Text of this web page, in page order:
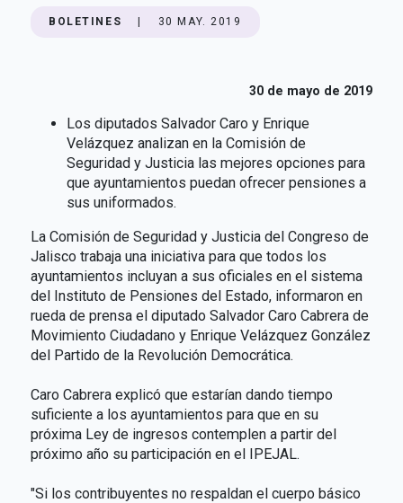
BOLETINES 30 MAY. 2019
30 de mayo de 2019
Los diputados Salvador Caro y Enrique
Velázquez analizan en la Comisión de
Seguridad y Justicia las mejores opciones para
que ayuntamientos puedan ofrecer pensiones a
sus uniformados.
La Comisión de Seguridad y Justicia del Congreso de
Jalisco trabaja una iniciativa para que todos los
ayuntamientos incluyan a sus oficiales en el sistema
del Instituto de Pensiones del Estado, informaron en
rueda de prensa el diputado Salvador Caro Cabrera de
Movimiento Ciudadano y Enrique Velázquez González
del Partido de la Revolución Democrática.
Caro Cabrera explicó que estarían dando tiempo
suficiente a los ayuntamientos para que en su
próxima Ley de ingresos contemplen a partir del
próximo año su participación en el IPEJAL.
"Si los contribuyentes no respaldan el cuerpo básico